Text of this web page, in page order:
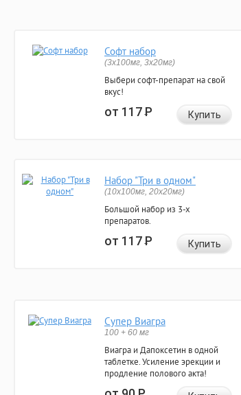
Софт набор
(3x100мг, 3x20мг)
Выбери софт-препарат на свой
вкус!
от 117Р Купить
Набор "Три в одном"
(10x100мг, 20x20мг)
Большой набор из 3-х
препаратов.
от 117Р Купить
Супер Виагра
100 + 60 мг
Виагра и Дапоксетин в одной
таблетке. Усиление эрекции и
продление полового акта!